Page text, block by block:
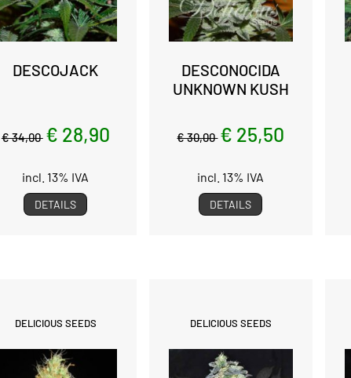
DESCOJACK
€ 34,00 € 28,90
incl. 13% IVA
DETAILS
DESCONOCIDA
UNKNOWN KUSH
€ 30,00€ 25,50
incl. 13% IVA
DETAILS
DELICIOUS SEEDS DELICIOUS SEEDS